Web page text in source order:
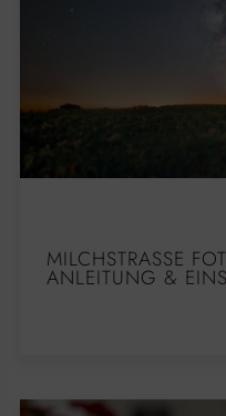
MILCHSTRASSE
NLEITUNG &